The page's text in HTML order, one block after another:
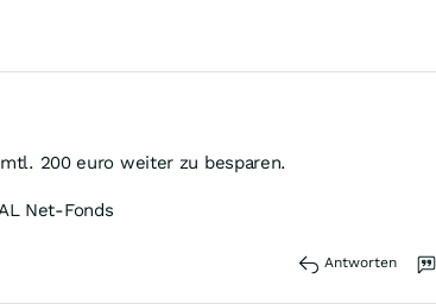
200 euro weiter zu besparen.
Net-Fonds
Antworten